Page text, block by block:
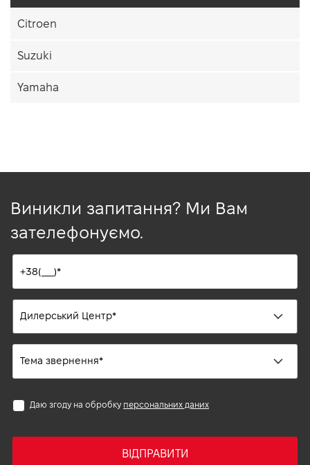
Citroen
Suzuki
Yamaha
Виникли запитання? Ми Вам
зателефонуємо.
Даю згоду на обробку персональних даних
ВІДПРАВИТИ